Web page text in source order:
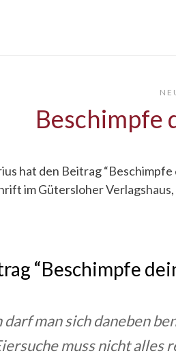
Beschimpfe
hat den Beitrag
im Gütersloher
“Beschimpfe
man sich daneben
muss nicht alles